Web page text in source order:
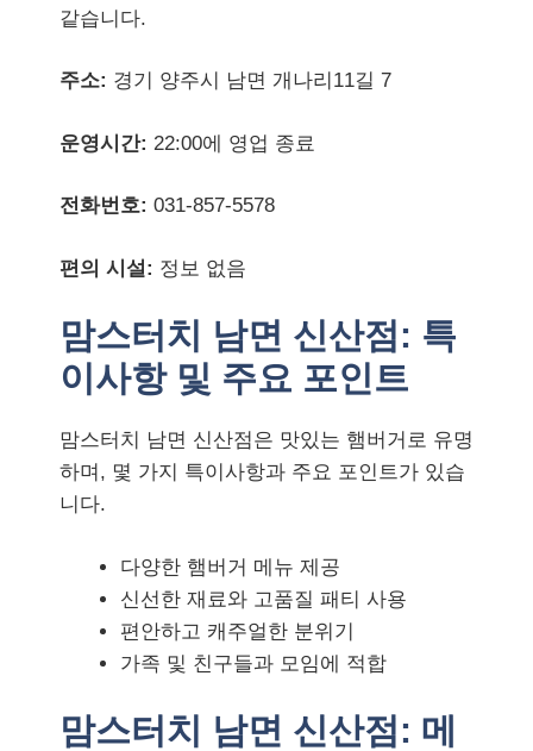
같습니다.
주소: 경기 양주시 남면 개나리11길 7
운영시간: 22:00에 영업 종료
전화번호: 031-857-5578
편의 시설: 정보 없음
맘스터치 남면 신산점: 특
이사항 및 주요 포인트
맘스터치 남면 신산점은 맛있는 햄버거로 유명
하며, 몇 가지 특이사항과 주요 포인트가 있습
니다.
다양한 햄버거 메뉴 제공
신선한 재료와 고품질 패티 사용
편안하고 캐주얼한 분위기
가족 및 친구들과 모임에 적합
맘스터치 남면 신산점: 메